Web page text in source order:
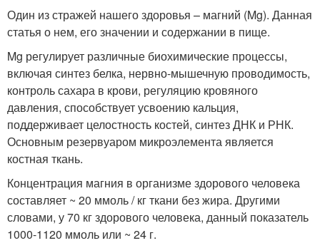
Один из стражей нашего здоровья – магний (Mg). Данная
статья о нем, его значении и содержании в пище.
Mg регулирует различные биохимические процессы,
включая синтез белка, нервно-мышечную проводимость,
контроль сахара в крови, регуляцию кровяного
давления, способствует усвоению кальция,
поддерживает целостность костей, синтез ДНК и РНК.
Основным резервуаром микроэлемента является
костная ткань.
Концентрация магния в организме здорового человека
составляет ~ 20 ммоль / кг ткани без жира. Другими
словами, у 70 кг здорового человека, данный показатель
1000-1120 ммоль или ~ 24 г.